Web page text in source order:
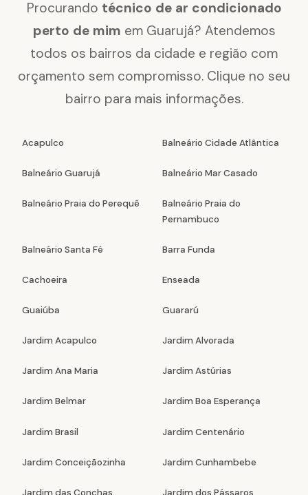
Procurando técnico de ar condicionado
perto de mim em Guarujá? Atendemos
todos os bairros da cidade e região com
orçamento sem compromisso. Clique no seu
bairro para mais informações.
Acapulco Balneário Cidade Atlântica
Balneário Guarujá Balneário Mar Casado
Balneário Praia do Perequê
Balneário Praia do
Pernambuco
Balneário Santa Fé Barra Funda
Cachoeira Enseada
Guaiúba Guararú
Jardim Acapulco Jardim Alvorada
Jardim Ana Maria Jardim Astúrias
Jardim Belmar Jardim Boa Esperança
Jardim Brasil Jardim Centenário
Jardim Conceiçãozinha Jardim Cunhambebe
Jardim das Conchas Jardim dos Pássaros